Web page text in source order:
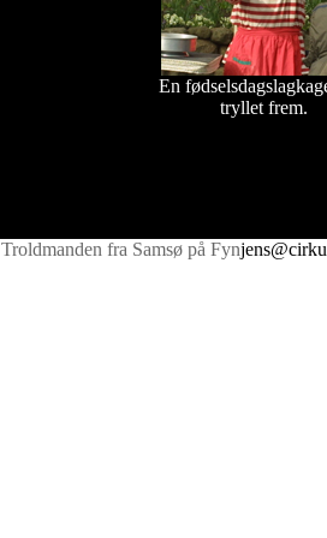
En
tryllet frem.
Troldmanden fra Samsø på Fyn